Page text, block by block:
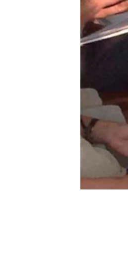
Marca y logotipos
Equidad, Diversidad e
Eventos anteriores